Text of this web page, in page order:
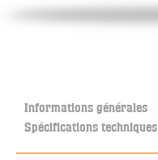
Informations générales
Spécifications techniques